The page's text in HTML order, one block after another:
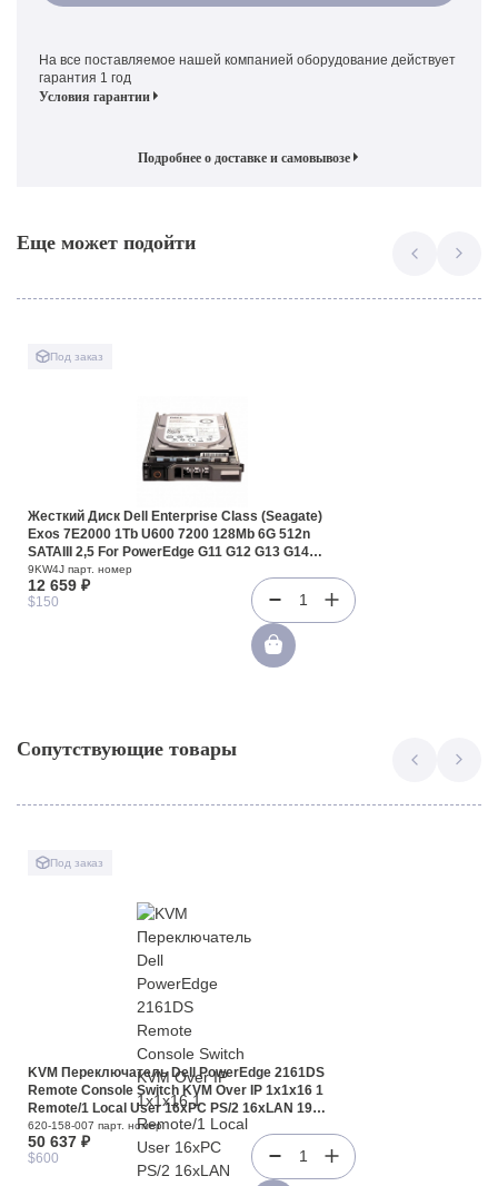
На все поставляемое нашей компанией оборудование действует
гарантия 1 год
Условия гарантии
Подробнее о доставке и самовывозе
Еще может подойти
Под заказ
Жесткий Диск Dell Enterprise Class (Seagate)
Exos 7E2000 1Tb U600 7200 128Mb 6G 512n
SATAIII 2,5 For PowerEdge G11 G12 G13 G14
Servers(9KW4J)
9KW4J парт. номер
12 659 ₽
$150 1
Сопутствующие товары
Под заказ
KVM Переключатель Dell PowerEdge 2161DS
Remote Console Switch KVM Over IP 1x1x16 1
Remote/1 Local User 16хPC PS/2 16xLAN 19
1U(620-158-007)
620-158-007 парт. номер
50 637 ₽
$600 1